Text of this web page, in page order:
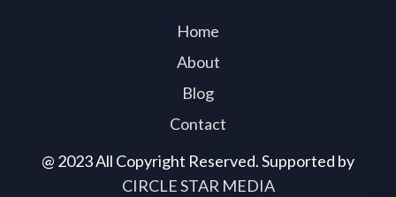
@ 2023 All Copyright Reserved. Supported by
CIRCLE STAR MEDIA
Home
About
Blog
Contact